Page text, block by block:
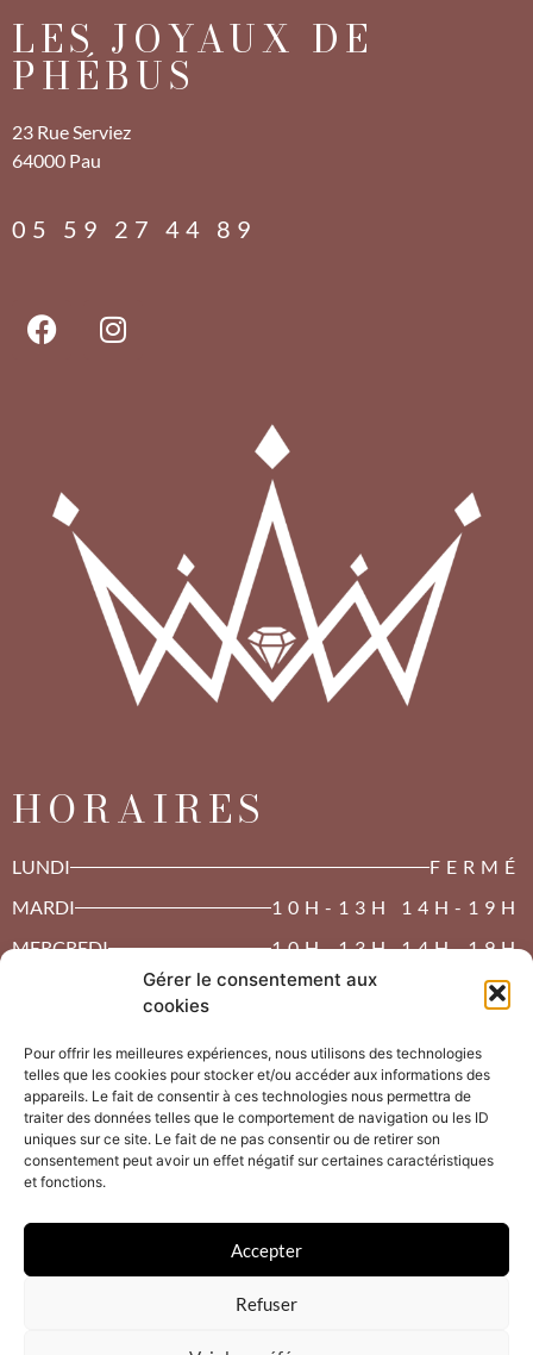
Gérer le consentement aux
cookies
Pour offrir les meilleures expériences, nous utilisons des technologies
telles que les cookies pour stocker et/ou accéder aux informations des
appareils. Le fait de consentir à ces technologies nous permettra de
traiter des données telles que le comportement de navigation ou les ID
uniques sur ce site. Le fait de ne pas consentir ou de retirer son
consentement peut avoir un effet négatif sur certaines caractéristiques
et fonctions.
Accepter
Refuser
LES JOYAUX DE
PHÉBUS
23 Rue Serviez
64000 Pau
05 59 27 44 89
HORAIRES
LUNDI
FERMÉ
MARDI
10H-13H 14H-19H
MERCREDI
10H-13H 14H-19H
10H-13H 14H-19H
SAMEDI
10H-13H 14H-19H
DIMANCHE
FERMÉ
POLITIQUE DE COOKIES